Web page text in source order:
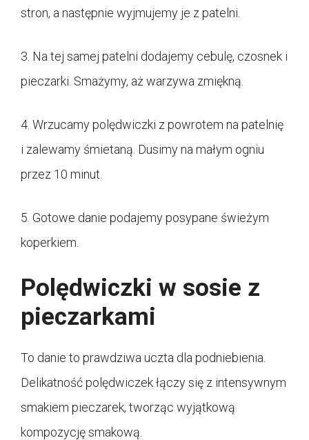
stron, a następnie wyjmujemy je z patelni.
3. Na tej samej patelni dodajemy cebulę, czosnek i
pieczarki. Smażymy, aż warzywa zmiękną.
4. Wrzucamy polędwiczki z powrotem na patelnię
i zalewamy śmietaną. Dusimy na małym ogniu
przez 10 minut.
5. Gotowe danie podajemy posypane świeżym
koperkiem.
Polędwiczki w sosie z
pieczarkami
To danie to prawdziwa uczta dla podniebienia.
Delikatność polędwiczek łączy się z intensywnym
smakiem pieczarek, tworząc wyjątkową
kompozycję smakową.